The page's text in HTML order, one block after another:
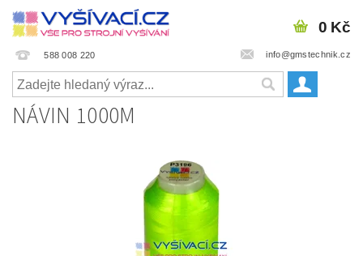
588 008 220 info@gmstechnik.cz
0 Kč
NÁVIN 1000M